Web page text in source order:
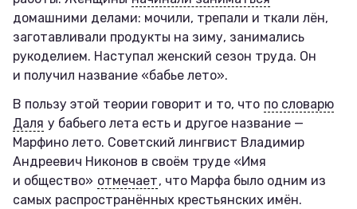
домашними делами: мочили, трепали и ткали лён,
заготавливали продукты на зиму, занимались
рукоделием. Наступал женский сезон труда. Он
и получил название «бабье лето».
В пользу этой теории говорит и то, что по словарю
Даля у бабьего лета есть и другое название —
Марфино лето. Советский лингвист Владимир
Андреевич Никонов в своём труде «Имя
и общество» отмечает, что Марфа было одним из
самых распространённых крестьянских имён.